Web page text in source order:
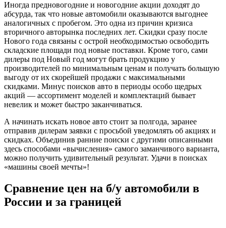
Иногда предновогодние и новогодние акции доходят до
абсурда, так что новые автомобили оказываются выгоднее
аналогичных с пробегом. Это одна из причин кризиса
вторичного авторынка последних лет. Скидки сразу после
Нового года связаны с острой необходимостью освободить
складские площади под новые поставки. Кроме того, сами
дилеры под Новый год могут брать продукцию у
производителей по минимальным ценам и получать большую
выгоду от их скорейшей продажи с максимальными
скидками. Минус поисков авто в периоды особо щедрых
акций — ассортимент моделей и комплектаций бывает
невелик и может быстро заканчиваться.
А начинать искать новое авто стоит за полгода, заранее
отправив дилерам заявки с просьбой уведомлять об акциях и
скидках. Объединив ранние поиски с другими описанными
здесь способами «вычисления» самого заманчивого варианта,
можно получить удивительный результат. Удачи в поисках
«машины своей мечты»!
Сравнение цен на б/у автомобили в
России и за границей